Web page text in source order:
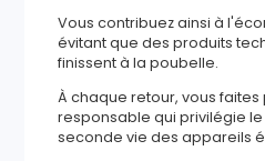
Vous contribuez ainsi à
évitant que des produits
finissent à la poubelle.
À chaque retour, vous
responsable qui privilégie
seconde vie des appareils